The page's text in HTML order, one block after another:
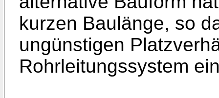
kurzen Baulänge, so
ungünstigen
Rohrleitungssystem